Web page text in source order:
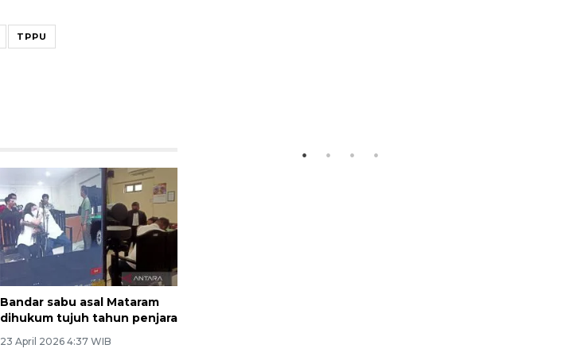
TPPU
Bandar sabu asal Mataram
dihukum tujuh tahun penjara
23 April 2026 4:37 WIB